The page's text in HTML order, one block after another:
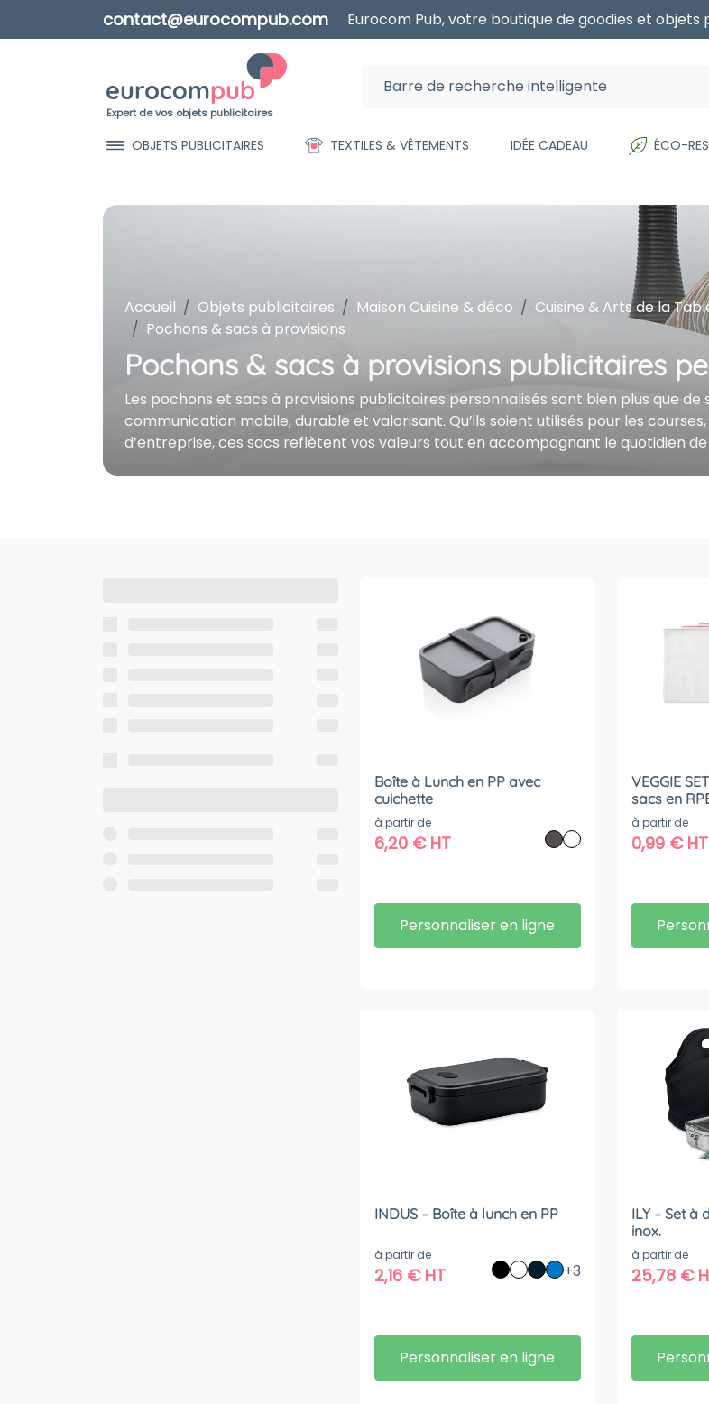
contact@eurocompub.com Eurocom Pub, votre boutique de goodies et objets
Expert de vos objets publicitaires
OBJETS PUBLICITAIRES TEXTILES & VÊTEMENTS IDÉE CADEAU ÉCO-
Accueil Objets publicitaires Maison Cuisine & déco Cuisine & Arts de la
Pochons & sacs à provisions
Pochons & sacs à provisions publicitaires
Les pochons et sacs à provisions publicitaires personnalisés sont bien plus que
communication mobile, durable et valorisant. Qu’ils soient utilisés pour les
d’entreprise, ces sacs reflètent vos valeurs tout en accompagnant le quotidien
Boîte à Lunch en PP avec
cuichette
à partir de
6,20 €HT
Personnaliser en ligne
VEGGIE
sacs en
à partir de
0,99 €HT
INDUS – Boîte à lunch en PP
à partir de
2,16 €HT +3
Personnaliser en ligne
ILY – Set à
inox.
à partir de
25,78 €